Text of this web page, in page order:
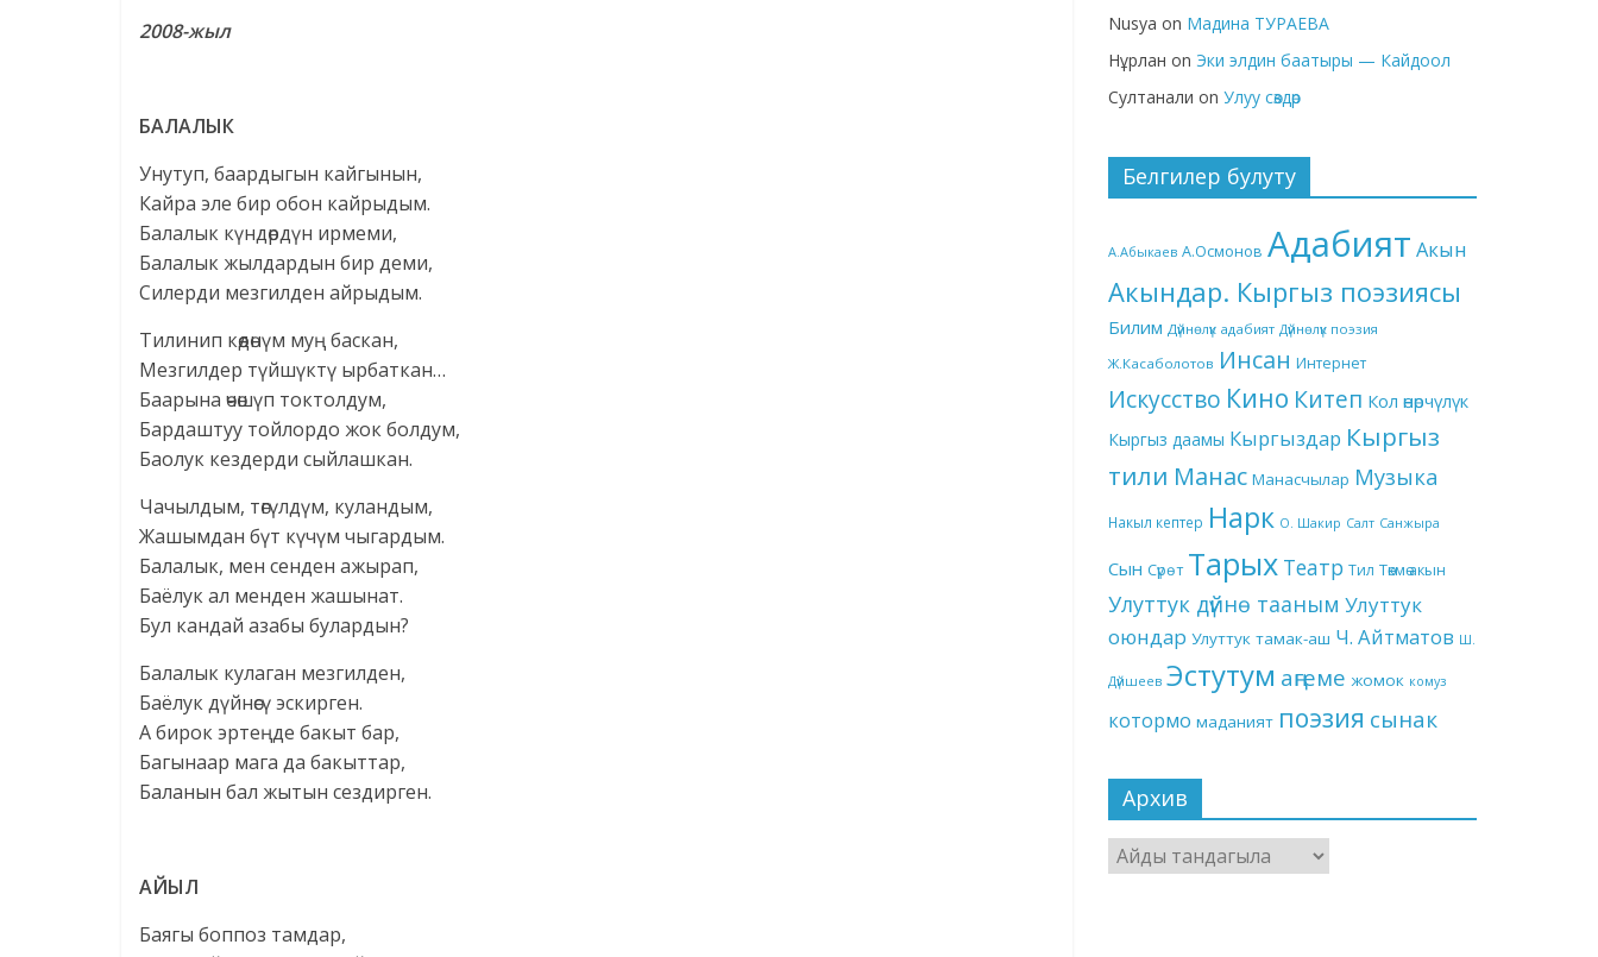
2008-жыл
БАЛАЛЫК
Унутуп, баардыгын кайгынын,
Кайра эле бир обон кайрыдым.
Балалык күндөрдүн ирмеми,
Балалык жылдардын бир деми,
Силерди мезгилден айрыдым.
Тилинип көөдөнүм муң баскан,
Мезгилдер түйшүктү ырбаткан…
Баарына өчөшүп токтолдум,
Бардаштуу тойлордо жок болдум,
Баолук кездерди сыйлашкан.
Чачылдым, төгүлдүм, куландым,
Жашымдан бүт күчүм чыгардым.
Балалык, мен сенден ажырап,
Баёлук ал менден жашынат.
Бул кандай азабы булардын?
Балалык кулаган мезгилден,
Баёлук дүйнөсү эскирген.
А бирок эртеңде бакыт бар,
Багынаар мага да бакыттар,
Баланын бал жытын сездирген.
АЙЫЛ
Баягы боппоз тамдар,
Nusya on Мадина ТУРАЕВА
Нұрлан on Эки элдин баатыры — Кайдоол
Султанали on Улуу сөздөр
Белгилер булуту
А.Абыкаев А.Осмонов Адабият Акын
Акындар. Кыргыз поэзиясы
Билим Дүйнөлүк адабият Дүйнөлүк поэзия
Ж.Касаболотов Инсан Интернет
Искусство Кино Китеп Кол өнөрчүлүк
Кыргыз даамы Кыргыздар Кыргыз
тили Манас Манасчылар Музыка
Накыл кептер Нарк О. Шакир Салт Санжыра
Сын Сүрөт Тарых Театр Тил Төкмө акын
Улуттук дүйнө тааным Улуттук
оюндар Улуттук тамак-аш Ч. Айтматов Ш.
Дүйшеев Эстутум аңгеме жомок комуз
котормо маданият поэзия сынак
Архив
Архив